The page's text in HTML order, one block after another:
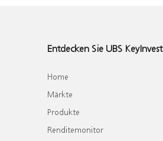
Entdecken Sie UBS KeyInvest
Home
Märkte
Produkte
Renditemonitor